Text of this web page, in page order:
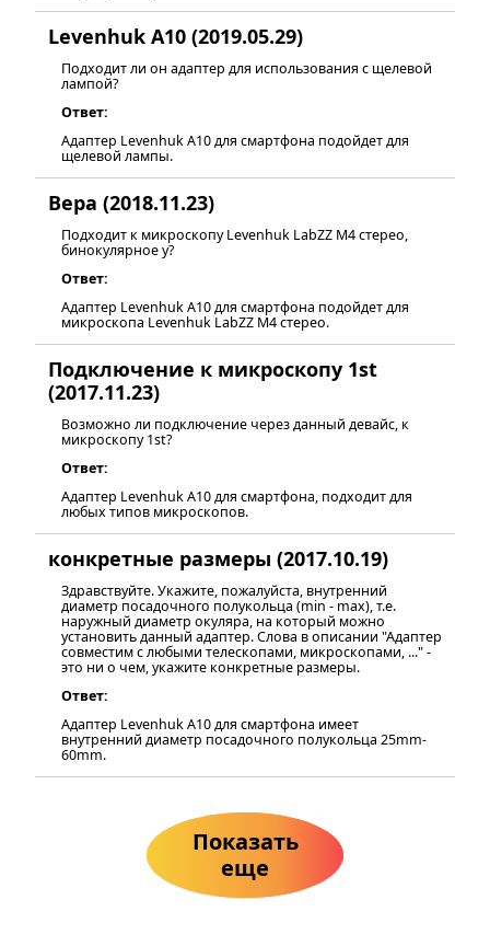
Levenhuk A10 (2019.05.29)
Подходит ли он адаптер для использования с щелевой
лампой?
Ответ:
Адаптер Levenhuk A10 для смартфона подойдет для
щелевой лампы.
Вера (2018.11.23)
Подходит к микроскопу Levenhuk LabZZ M4 стерео,
бинокулярное у?
Ответ:
Адаптер Levenhuk A10 для смартфона подойдет для
микроскопа Levenhuk LabZZ M4 стерео.
Подключение к микроскопу 1st
(2017.11.23)
Возможно ли подключение через данный девайс, к
микроскопу 1st?
Ответ:
Адаптер Levenhuk A10 для смартфона, подходит для
любых типов микроскопов.
конкретные размеры (2017.10.19)
Здравствуйте. Укажите, пожалуйста, внутренний
диаметр посадочного полукольца (min - max), т.е.
наружный диаметр окуляра, на который можно
установить данный адаптер. Слова в описании "Адаптер
совместим с любыми телескопами, микроскопами, ..." -
это ни о чем, укажите конкретные размеры.
Ответ:
Адаптер Levenhuk A10 для смартфона имеет
внутренний диаметр посадочного полукольца 25mm-
60mm.
Показать
еще